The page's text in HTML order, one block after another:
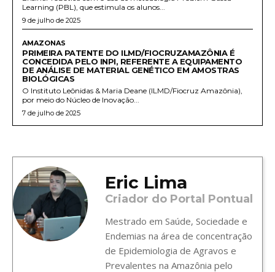
Learning (PBL), que estimula os alunos...
9 de julho de 2025
AMAZONAS
PRIMEIRA PATENTE DO ILMD/FIOCRUZAMAZÔNIA É
CONCEDIDA PELO INPI, REFERENTE A EQUIPAMENTO
DE ANÁLISE DE MATERIAL GENÉTICO EM AMOSTRAS
BIOLÓGICAS
O Instituto Leônidas & Maria Deane (ILMD/Fiocruz Amazônia),
por meio do Núcleo de Inovação...
7 de julho de 2025
Eric Lima
Criador do Portal Pontual
Mestrado em Saúde, Sociedade e
Endemias na área de concentração
de Epidemiologia de Agravos e
Prevalentes na Amazônia pelo